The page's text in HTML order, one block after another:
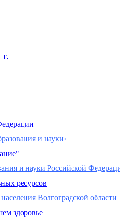
и науки›
и науки Российской
ресурсов
Волгоградской области
здоровье